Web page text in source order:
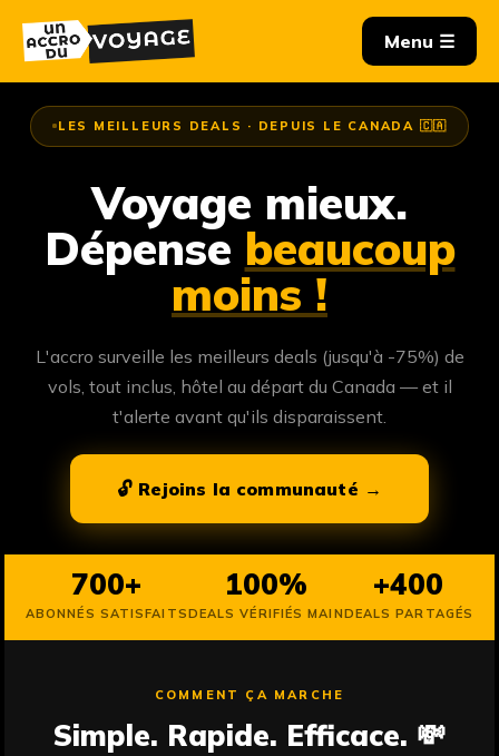
LES MEILLEURS DEALS · DEPUIS LE CANADA 🇨🇦
Voyage mieux.
Dépense beaucoup
moins !
L'accro surveille les meilleurs deals (jusqu'à -75%) de
vols, tout inclus, hôtel au départ du Canada — et il
t'alerte avant qu'ils disparaissent.
🔓 Rejoins la communauté →
700+
ABONNÉS SATISFAITS
100%
DEALS VÉRIFIÉS MAIN
+400
DEALS PARTAGÉS
COMMENT ÇA MARCHE
Simple. Rapide. Efficace. 💸